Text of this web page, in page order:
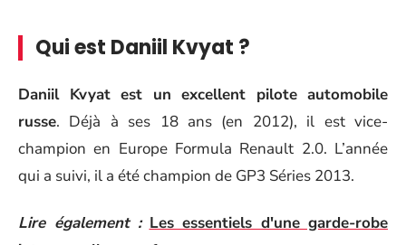
Qui est Daniil Kvyat ?
Daniil Kvyat est un excellent pilote automobile
russe. Déjà à ses 18 ans (en 2012), il est vice-
champion en Europe Formula Renault 2.0. L’année
qui a suivi, il a été champion de GP3 Séries 2013.
Lire également : Les essentiels d'une garde-robe